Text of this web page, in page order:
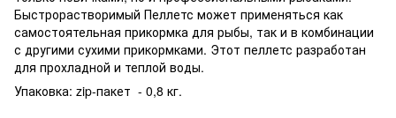
Быстрорастворимый Пеллетс может применяться как
самостоятельная прикормка для рыбы, так и в комбинации
с другими сухими прикормками. Этот пеллетс разработан
для прохладной и теплой воды.
Упаковка: zip-пакет - 0,8 кг.